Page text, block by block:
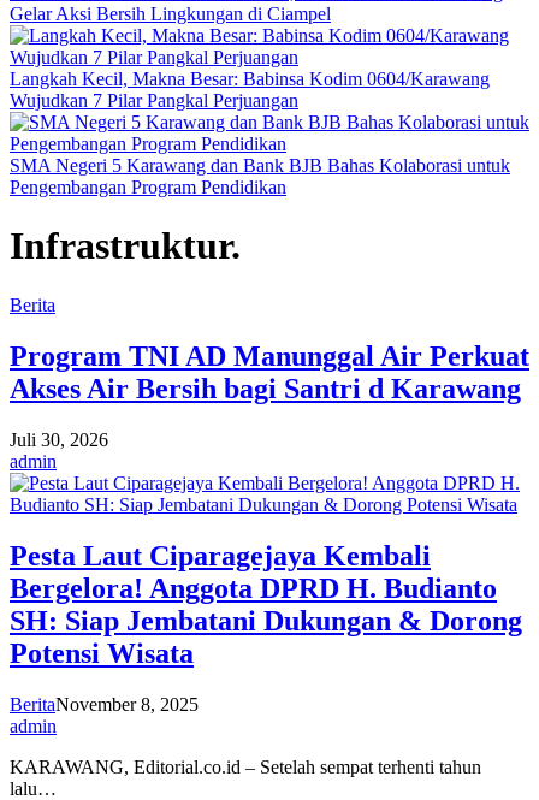
Gelar Aksi Bersih Lingkungan di Ciampel
Langkah Kecil, Makna Besar: Babinsa Kodim 0604/Karawang
Wujudkan 7 Pilar Pangkal Perjuangan
SMA Negeri 5 Karawang dan Bank BJB Bahas Kolaborasi untuk
Pengembangan Program Pendidikan
Infrastruktur.
Berita
Program TNI AD Manunggal Air Perkuat
Akses Air Bersih bagi Santri d Karawang
Juli 30, 2026
admin
Pesta Laut Ciparagejaya Kembali
Bergelora! Anggota DPRD H. Budianto
SH: Siap Jembatani Dukungan & Dorong
Potensi Wisata
BeritaNovember 8, 2025
admin
KARAWANG, Editorial.co.id – Setelah sempat terhenti tahun
lalu…